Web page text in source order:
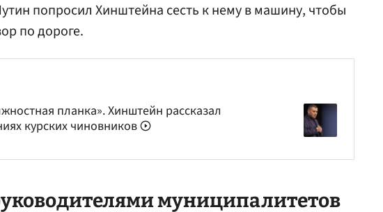
попросил Хинштейна сесть к нему в машину, чтобы
по дороге.
планка». Хинштейн рассказал
курских чиновников
муниципалитетов